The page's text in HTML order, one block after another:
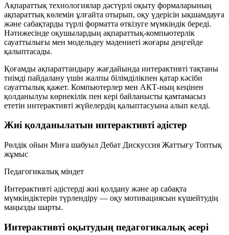
Ақпараттық технологиялар дәстүрлі оқыту формаларының
ақпараттық көлемін ұлғайта отырып, оқу үдерісін ықшамдауға
және сабақтарды түрлі форматта өткізуге мүмкіндік береді.
Нәтижесінде оқушылардың ақпараттық-компьютерлік
сауаттылығы мен модельдеу мәдениеті жоғары деңгейде
қалыптасады.
Қоғамды ақпараттандыру жағдайында интерактивті тақтаны
тиімді пайдалану үшін жалпы білімділікпен қатар кәсіби
сауаттылық қажет. Компьютерлер мен АКТ-ның кеңінен
қолданылуы көрнекілік пен кері байланысты қамтамасыз
ететін интерактивті жүйелердің қалыптасуына алып келді.
Жиі қолданылатын интерактивті әдістер
Рөлдік ойын Миға шабуыл Дебат Дискуссия Жаттығу Топтық
жұмыс
Педагогикалық міндет
Интерактивті әдістерді жиі қолдану және әр сабақта
мүмкіндіктерін түрлендіру — оқу мотивациясын күшейтудің
маңызды шарты.
Интерактивті оқытудың педагогикалық әсері